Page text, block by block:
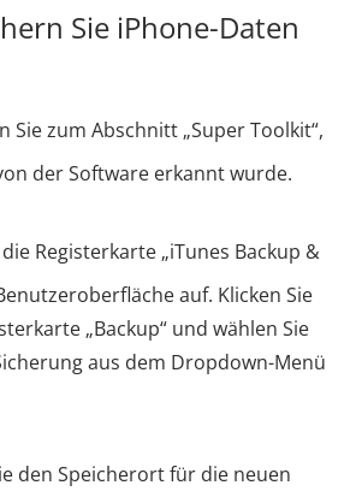
Sie iPhone-Daten
Sie zum Abschnitt „Super Toolkit“,
der Software erkannt wurde.
Registerkarte „iTunes Backup &
auf. Klicken Sie
„Backup“ und wählen Sie
aus dem Dropdown-Menü
den Speicherort für die neuen